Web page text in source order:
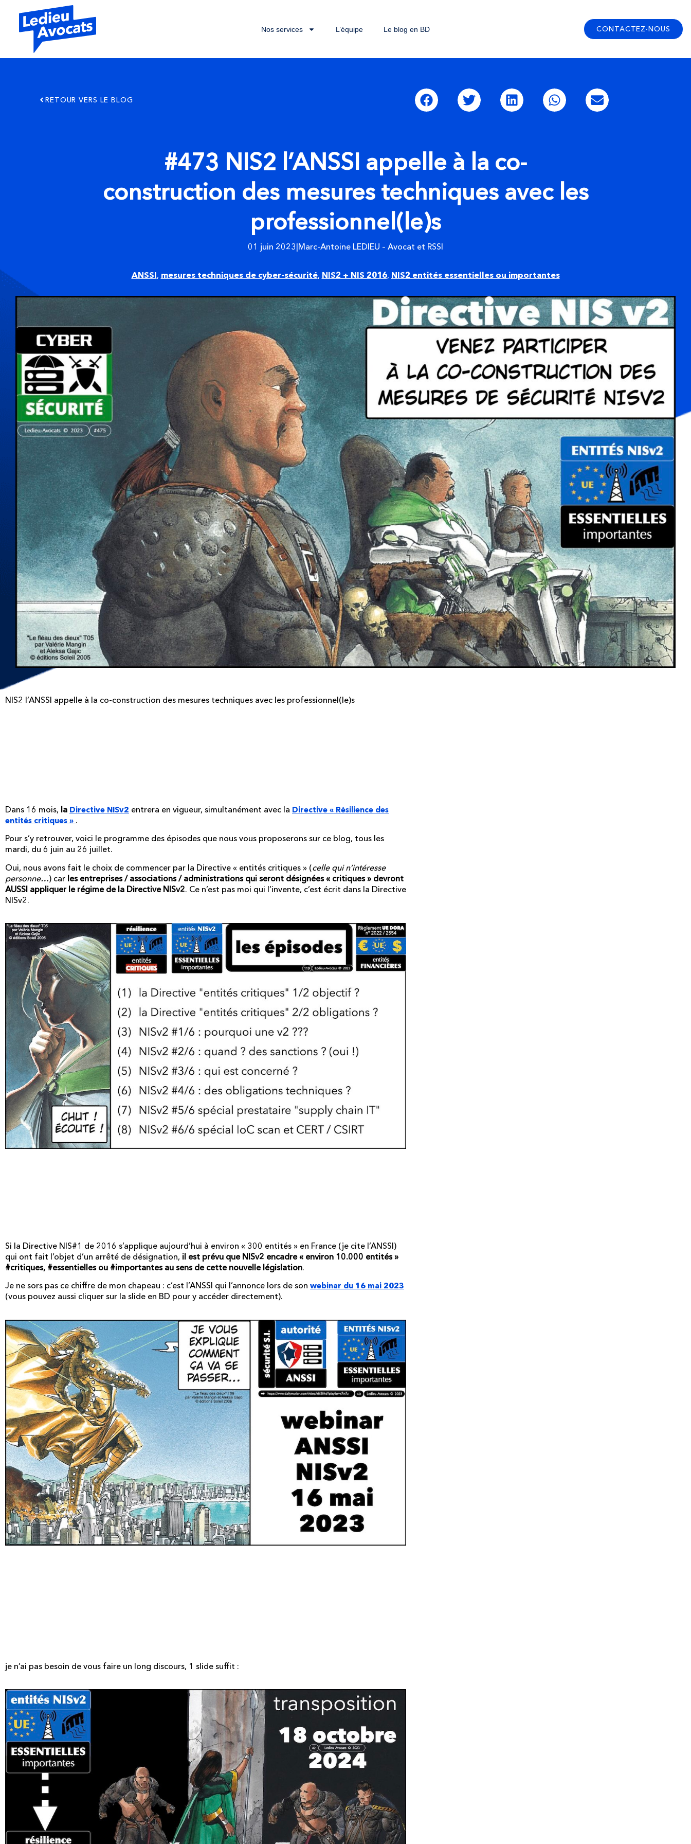
Nos services L’équipe Le blog en BD CONTACTEZ-NOUS
RETOUR VERS LE BLOG
#473 NIS2 l’ANSSI appelle à la co-
construction des mesures techniques avec les
professionnel(le)s
01 juin 2023|Marc-Antoine LEDIEU – Avocat et RSSI
ANSSI, mesures techniques de cyber-sécurité, NIS2 + NIS 2016, NIS2 entités essentielles ou importantes
NIS2 l’ANSSI appelle à la co-construction des mesures techniques avec les professionnel(le)s
Dans 16 mois, la Directive NISv2 entrera en vigueur, simultanément avec la Directive « Résilience des
entités critiques » .
Pour s’y retrouver, voici le programme des épisodes que nous vous proposerons sur ce blog, tous les
mardi, du 6 juin au 26 juillet.
Oui, nous avons fait le choix de commencer par la Directive « entités critiques » (celle qui n’intéresse
personne…) car les entreprises / associations / administrations qui seront désignées « critiques » devront
AUSSI appliquer le régime de la Directive NISv2. Ce n’est pas moi qui l’invente, c’est écrit dans la Directive
NISv2.
Si la Directive NIS#1 de 2016 s’applique aujourd’hui à environ « 300 entités » en France (je cite l’ANSSI)
qui ont fait l’objet d’un arrêté de désignation, il est prévu que NISv2 encadre « environ 10.000 entités »
#critiques, #essentielles ou #importantes au sens de cette nouvelle législation.
Je ne sors pas ce chiffre de mon chapeau : c’est l’ANSSI qui l’annonce lors de son webinar du 16 mai 2023
(vous pouvez aussi cliquer sur la slide en BD pour y accéder directement).
je n’ai pas besoin de vous faire un long discours, 1 slide suffit :